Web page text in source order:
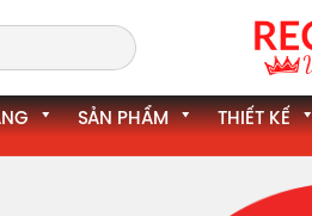
SẢN PHẨM THIẾT KẾ